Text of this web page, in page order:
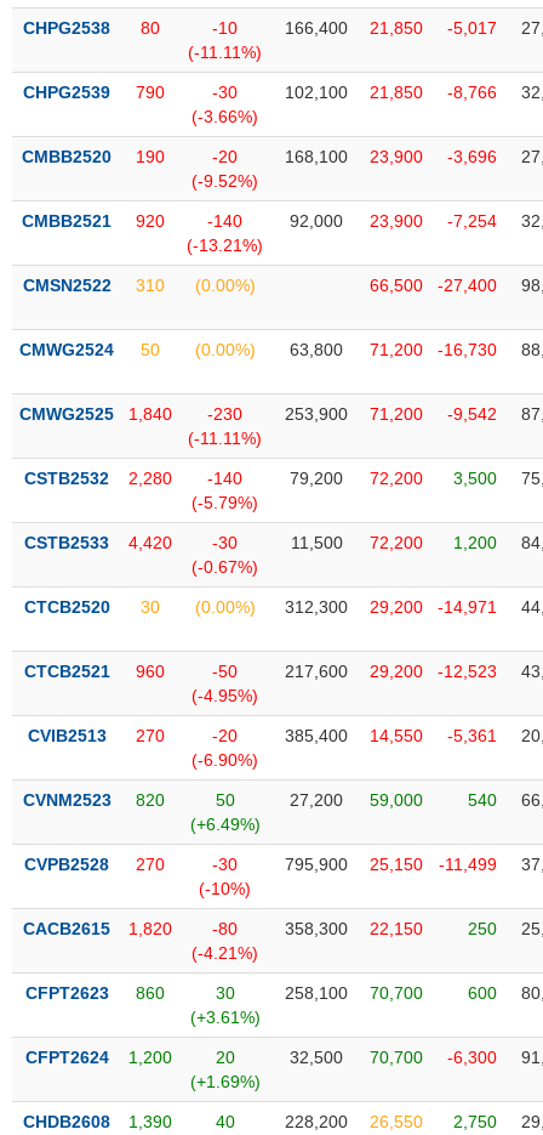
liệu
Tâm
lý
CHPG2538 80
-10
(-11.11%)
166,400 21,850 -5,017
CHPG2539 790
-30
(-3.66%)
102,100 21,850 -8,766
CMBB2520 190
-20
(-9.52%)
168,100 23,900 -3,696
CMBB2521 920
-140
(-13.21%)
92,000 23,900 -7,254
CMSN2522 310 (0.00%) 66,500 -27,400
CMWG2524 50 (0.00%) 63,800 71,200 -16,730
CMWG2525 1,840
-230
(-11.11%)
253,900 71,200 -9,542
CSTB2532 2,280
-140
(-5.79%)
79,200 72,200 3,500
CSTB2533 4,420
-30
(-0.67%)
11,500 72,200 1,200
CTCB2520 30 (0.00%) 312,300 29,200 -14,971
CTCB2521 960
-50
(-4.95%)
217,600 29,200 -12,523
CVIB2513 270
-20
(-6.90%)
385,400 14,550 -5,361
CVNM2523 820
50
(+6.49%)
27,200 59,000 540
CVPB2528 270
-30
(-10%)
795,900 25,150 -11,499
CACB2615 1,820
-80
(-4.21%)
358,300 22,150 250
CFPT2623 860
30
(+3.61%)
258,100 70,700 600
CFPT2624 1,200
20
(+1.69%)
32,500 70,700 -6,300
CHDB2608 1,390
40
228,200 26,550 2,750
TIÊU
KHÔNG
YẾU
TIÊU
DÙNG
CHĂM
SÓC
KHỎE
CÔNG
THÔNG
DỊCH
TRUYỀN